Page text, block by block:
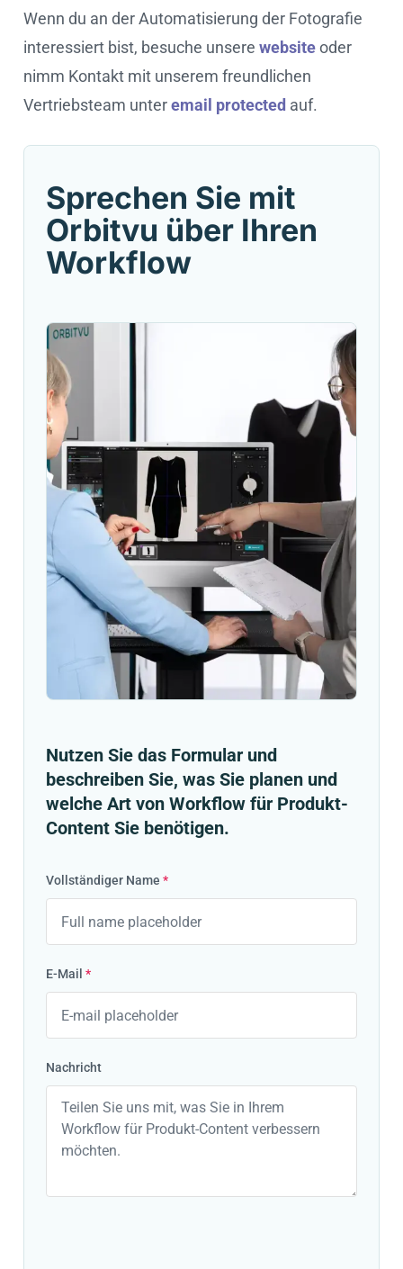
Wenn du an der Automatisierung der Fotografie
interessiert bist, besuche unsere websiteoder
nimm Kontakt mit unserem freundlichen
Vertriebsteam unteremail protected auf.
Sprechen Sie mit
Orbitvu über Ihren
Workflow
Nutzen Sie das Formular und
beschreiben Sie, was Sie planen und
welche Art von Workflow für Produkt-
Content Sie benötigen.
Vollständiger Name *
E-Mail *
Nachricht